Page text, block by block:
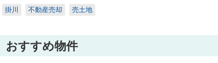
掛川
不動産売却 売土地
おすすめ物件